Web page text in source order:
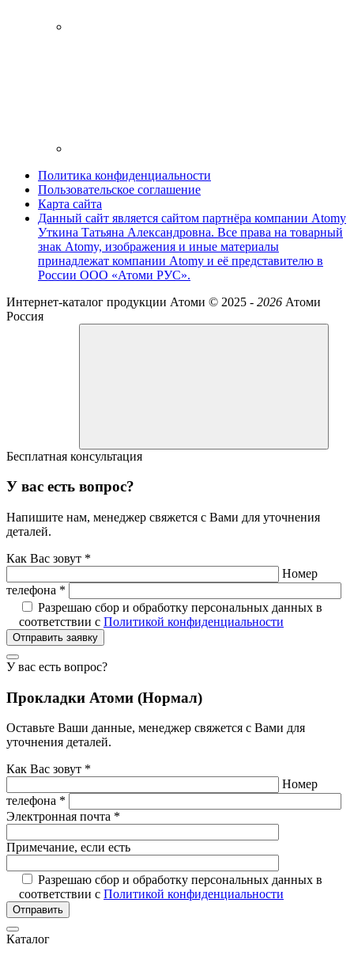
Политика конфиденциальности
Пользовательское соглашение
Карта сайта
Данный сайт является сайтом партнёра компании Atomy
Уткина Татьяна Александровна. Все права на товарный
знак Atomy, изображения и иные материалы
принадлежат компании Atomy и её представителю в
России ООО «Атоми РУС».
Интернет-каталог продукции Атоми © 2025 - 2026 Атоми
Россия
Бесплатная консультация
У вас есть вопрос?
Напишите нам, менеджер свяжется с Вами для уточнения
деталей.
Как Вас зовут *
Номер
телефона *
Разрешаю сбор и обработку персональных данных в
соответствии с Политикой конфиденциальности
Отправить заявку
У вас есть вопрос?
Прокладки Атоми (Нормал)
Оставьте Ваши данные, менеджер свяжется с Вами для
уточнения деталей.
Как Вас зовут *
Номер
телефона *
Электронная почта *
Примечание, если есть
Разрешаю сбор и обработку персональных данных в
соответствии с Политикой конфиденциальности
Отправить
Каталог